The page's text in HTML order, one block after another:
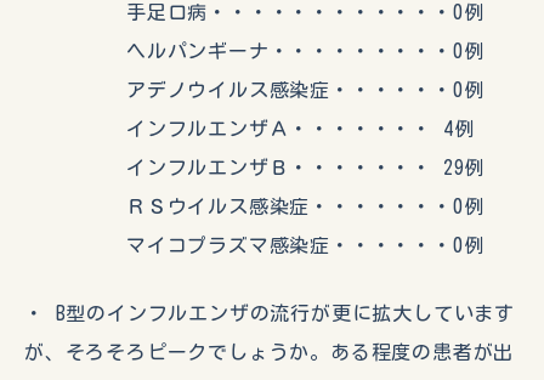
手足口病・・・・・・・・・・・・0例
ヘルパンギーナ・・・・・・・・・0例
アデノウイルス感染症・・・・・・0例
インフルエンザＡ・・・・・・・ 4例
インフルエンザＢ・・・・・・・ 29例
ＲＳウイルス感染症・・・・・・・0例
マイコプラズマ感染症・・・・・・0例
・ B型のインフルエンザの流行が更に拡大しています
が、そろそろピークでしょうか。ある程度の患者が出